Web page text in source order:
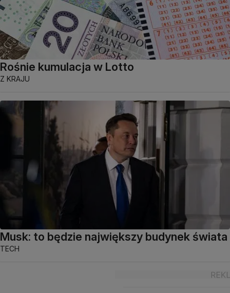
Rośnie kumulacja w Lotto
Z KRAJU
Musk: to będzie największy budynek świata
TECH